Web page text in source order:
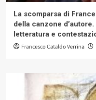
La scomparsa di
della canzone
letteratura e
Francesco Cataldo Verrina